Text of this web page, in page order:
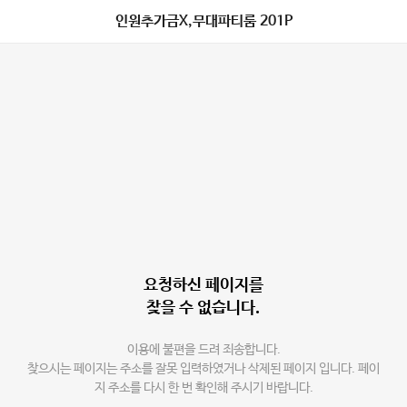
인원추가금X,무대파티룸 201P
요청하신 페이지를
찾을 수 없습니다.
이용에 불편을 드려 죄송합니다.
찾으시는 페이지는 주소를 잘못 입력하였거나 삭제된 페이지 입니다. 페이
지 주소를 다시 한 번 확인해 주시기 바랍니다.